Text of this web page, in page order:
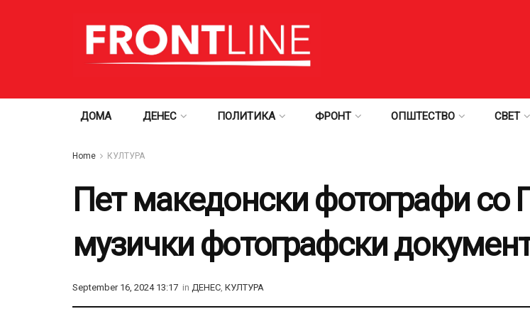
ДОМА ДЕНЕС ПОЛИТИКА ФРОНТ ОПШТЕСТВО СВЕТ
Home КУЛТУРА
Пет македонски фотографи со
музички фотографски
September 16, 2024 13:17 in ДЕНЕС, КУЛТУРА